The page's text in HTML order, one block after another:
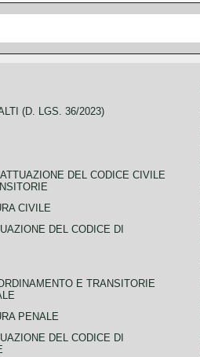
(D. LGS. 36/2023)
DEL CODICE CIVILE
CIVILE
DEL CODICE DI
E TRANSITORIE
PENALE
DEL CODICE DI